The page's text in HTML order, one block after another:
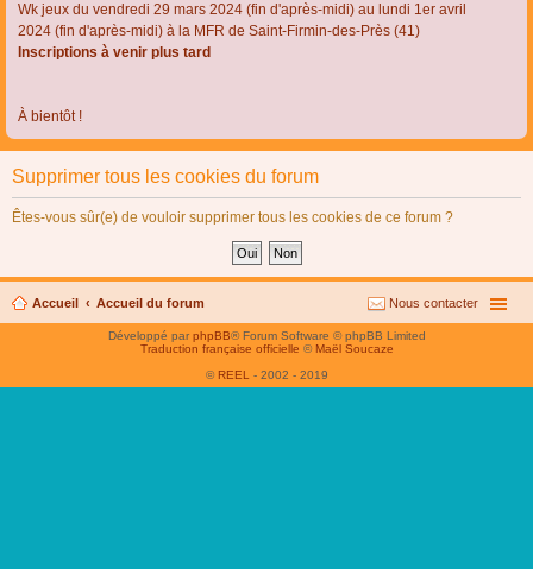
Wk jeux du vendredi 29 mars 2024 (fin d'après-midi) au lundi 1er avril
2024 (fin d'après-midi) à la MFR de Saint-Firmin-des-Près (41)
Inscriptions à venir plus tard
À bientôt !
Supprimer tous les cookies du forum
Êtes-vous sûr(e) de vouloir supprimer tous les cookies de ce forum ?
Accueil Accueil du forum Nous contacter
Développé parphpBB® Forum Software © phpBB Limited
Traduction française officielle © Maël Soucaze
© REEL - 2002 - 2019